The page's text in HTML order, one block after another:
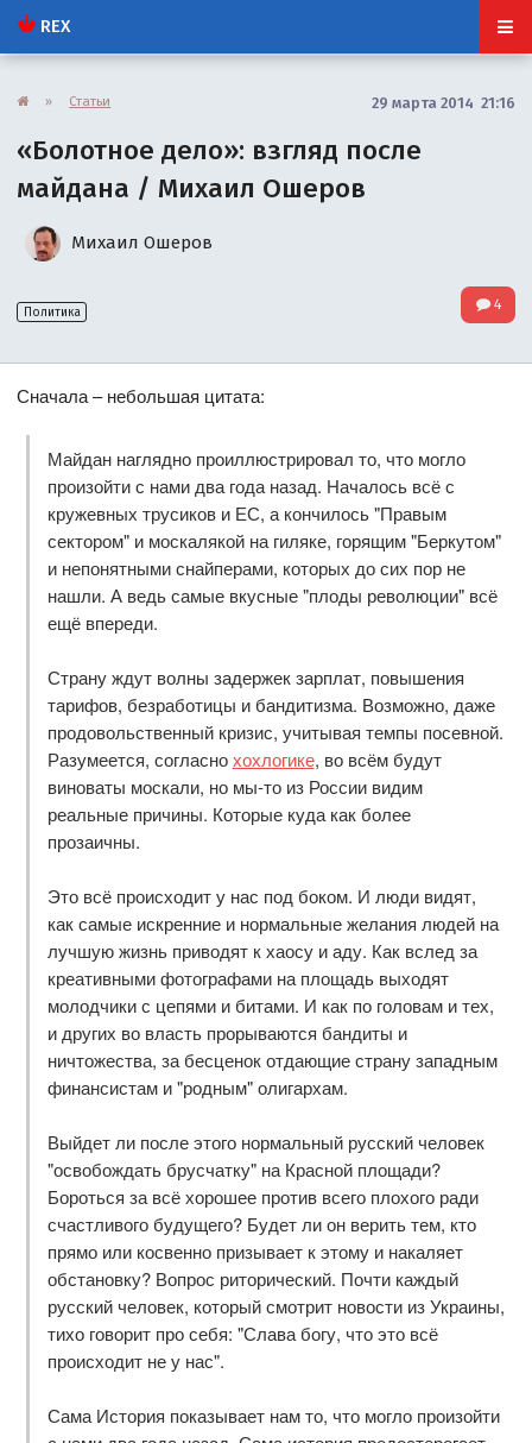
REX
» Статьи 29 марта 2014 21:16
«Болотное дело»: взгляд после
майдана / Михаил Ошеров
Михаил Ошеров
Политика 4
Сначала – небольшая цитата:
Майдан наглядно проиллюстрировал то, что могло
произойти с нами два года назад. Началось всё с
кружевных трусиков и ЕС, а кончилось "Правым
сектором" и москалякой на гиляке, горящим "Беркутом"
и непонятными снайперами, которых до сих пор не
нашли. А ведь самые вкусные "плоды революции" всё
ещё впереди.
Страну ждут волны задержек зарплат, повышения
тарифов, безработицы и бандитизма. Возможно, даже
продовольственный кризис, учитывая темпы посевной.
Разумеется, согласнохохлогике, во всём будут
виноваты москали, но мы-то из России видим
реальные причины. Которые куда как более
прозаичны.
Это всё происходит у нас под боком. И люди видят,
как самые искренние и нормальные желания людей на
лучшую жизнь приводят к хаосу и аду. Как вслед за
креативными фотографами на площадь выходят
молодчики с цепями и битами. И как по головам и тех,
и других во власть прорываются бандиты и
ничтожества, за бесценок отдающие страну западным
финансистам и "родным" олигархам.
Выйдет ли после этого нормальный русский человек
"освобождать брусчатку" на Красной площади?
Бороться за всё хорошее против всего плохого ради
счастливого будущего? Будет ли он верить тем, кто
прямо или косвенно призывает к этому и накаляет
обстановку? Вопрос риторический. Почти каждый
русский человек, который смотрит новости из Украины,
тихо говорит про себя: "Слава богу, что это всё
происходит не у нас".
Сама История показывает нам то, что могло произойти